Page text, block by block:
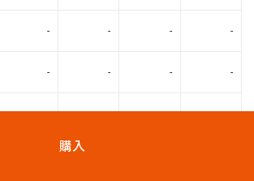
- - - -
- - - -
- - - -
購入